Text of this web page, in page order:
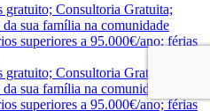
gratuito; Consultoria Gratuita;
sua família na comunidade
superiores a 95.000€/ano; férias
Consultoria Gratuita;
sua família na comunidade
superiores a 95.000€/ano; férias